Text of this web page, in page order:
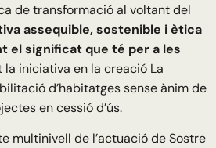
de transformació al voltant del
assequible, sostenible i ètica
el significat que té per a les
la iniciativa en la creació La
d’habitatges sense ànim de
en cessió d’ús.
multinivell de l’actuació de Sostre